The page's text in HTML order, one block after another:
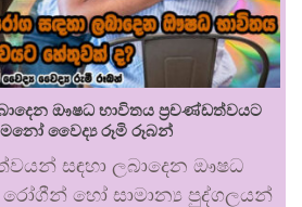
ඖෂධ භාවිතය ප්‍රචණ්ඩත්වයට
මනෝ වෛද්‍ය රූමි රූබන්
සඳහා ලබාදෙන ඖෂධ
හෝ සාමාන්‍ය පුද්ගලයන්